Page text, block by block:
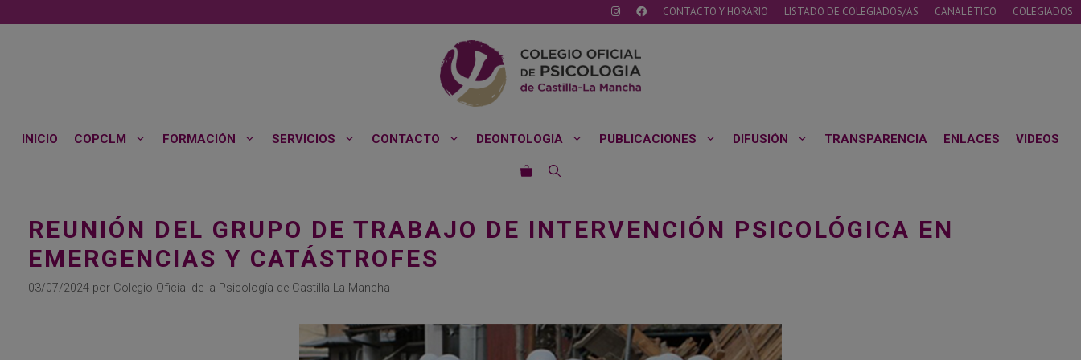
al
CONTACTO Y HORARIO LISTADO DE COLEGIADOS/AS CANAL ÉTICO COLEGIADOS
INICIO COPCLM FORMACIÓN SERVICIOS CONTACTO DEONTOLOGIA PUBLICACIONES DIFUSIÓN TRANSPARENCIA ENLACES VIDEOS
REUNIÓN DEL GRUPO DE TRABAJO DE INTERVENCIÓN PSICOLÓGICA EN
EMERGENCIAS Y CATÁSTROFES
03/07/2024 por Colegio Oficial de la Psicología de Castilla-La Mancha